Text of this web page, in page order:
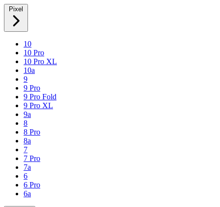
Pixel
10
10 Pro
10 Pro XL
10a
9
9 Pro
9 Pro Fold
9 Pro XL
9a
8
8 Pro
8a
7
7 Pro
7a
6
6 Pro
6a